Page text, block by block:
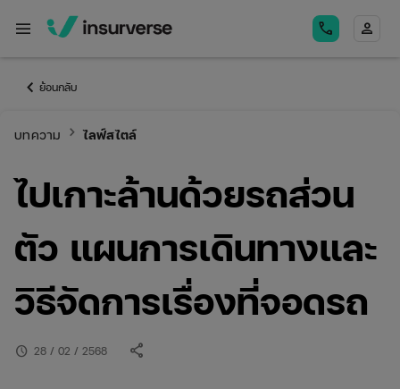
menu call person
keyboard_arrow_left ย้อนกลับ
บทความ keyboard_arrow_right ไลฟ์สไตล์
ไปเกาะล้านด้วยรถส่วน
ตัว แผนการเดินทางและ
วิธีจัดการเรื่องที่จอดรถ
schedule 28 / 02 / 2568 share